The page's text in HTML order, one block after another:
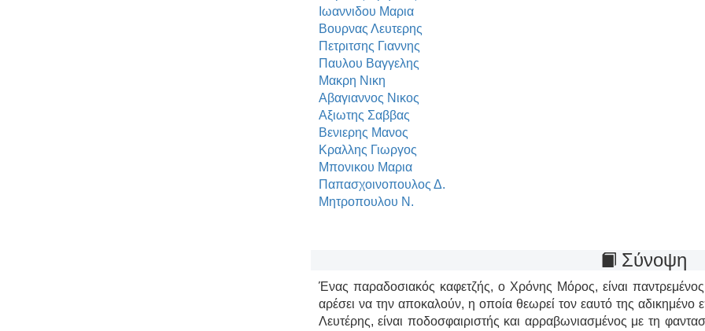
Ιωαννιδου Μαρια
Βουρνας Λευτερης
Πετριτσης Γιαννης
Παυλου Βαγγελης
Μακρη Νικη
Αβαγιαννος Νικος
Αξιωτης Σαββας
Βενιερης Μανος
Κραλλης Γιωργος
Μπονικου Μαρια
Παπασχοινοπουλος Δ.
Μητροπουλου Ν.
Σύνοψη
Ένας παραδοσιακός καφετζής, ο Χρόνης Μόρος, είναι
αρέσει να την αποκαλούν, η οποία θεωρεί τον εαυτό της αδικημένο
Λευτέρης, είναι ποδοσφαιριστής και αρραβωνιασμένος με τη